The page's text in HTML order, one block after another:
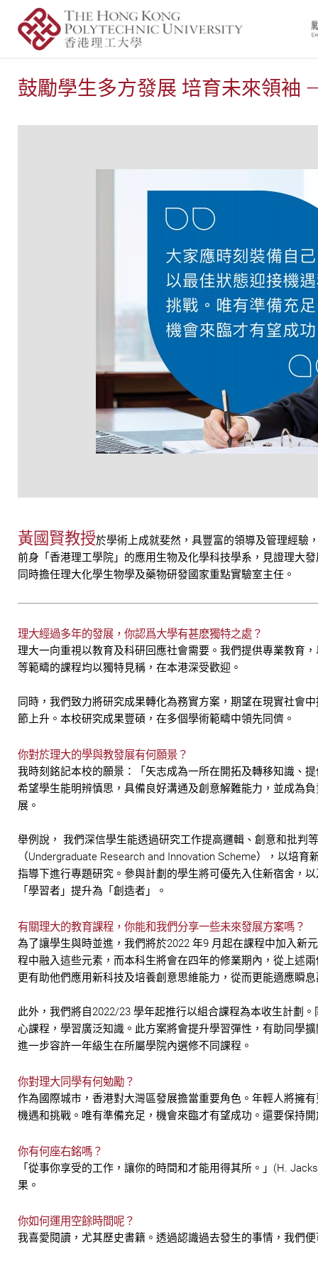
鼓勵學生多方發展 培育未來領袖
黃國賢教授於學術上成就斐然，具豐富的領導及管理經驗
前身「香港理工學院」的應用生物及化學科技學系，見證理大
同時擔任理大化學生物學及藥物研發國家重點實驗室主任。
理大經過多年的發展，你認爲大學有甚麽獨特之處？
理大一向重視以教育及科研回應社會需要。我們提供專業教育
等範疇的課程均以獨特見稱，在本港深受歡迎。
同時，我們致力將研究成果轉化為務實方案，期望在現實社會
節上升。本校研究成果豐碩，在多個學術範疇中領先同儕。
你對於理大的學與教發展有何願景？
我時刻銘記本校的願景：「矢志成為一所在開拓及轉移知識、
希望學生能明辨慎思，具備良好溝通及創意解難能力，並成為
展。
舉例說， 我們深信學生能透過研究工作提高邏輯、創意和批判
（Undergraduate Research and Innovation Scheme），以培
指導下進行專題研究。參與計劃的學生將可優先入住新宿舍，
「學習者」提升為「創造者」。
有關理大的教育課程，你能和我們分享一些未來發展方案嗎？
為了讓學生與時並進，我們將於2022 年9 月起在課程中加入新
程中融入這些元素，而本科生將會在四年的修業期內，從上述
更有助他們應用新科技及培養創意思維能力，從而更能適應瞬
此外，我們將自2022/23 學年起推行以組合課程為本收生計劃
心課程，學習廣泛知識。此方案將會提升學習彈性，有助同學
進一步容許一年級生在所屬學院內選修不同課程。
你對理大同學有何勉勵？
作為國際城市，香港對大灣區發展擔當重要角色。年輕人將擁
機遇和挑戰。唯有準備充足，機會來臨才有望成功。還要保持
你有何座右銘嗎？
「從事你享受的工作，讓你的時間和才能用得其所。」(H.
果。
你如何運用空餘時間呢？
我喜愛閱讀，尤其歷史書籍。透過認識過去發生的事情，我們